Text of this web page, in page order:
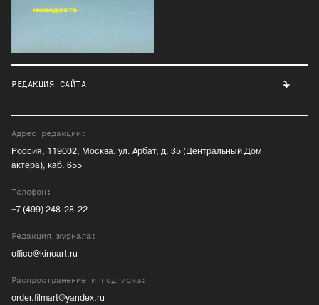
РЕДАКЦИЯ САЙТА
Адрес редакции:
Россия, 119002, Москва, ул. Арбат, д. 35 (Центральный Дом
актера), каб. 655
Телефон:
+7 (499) 248-28-22
Редакция журнала:
office@kinoart.ru
Распространение и подписка:
order.filmart@yandex.ru